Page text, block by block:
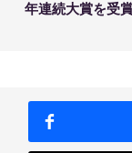
年連続大賞を受